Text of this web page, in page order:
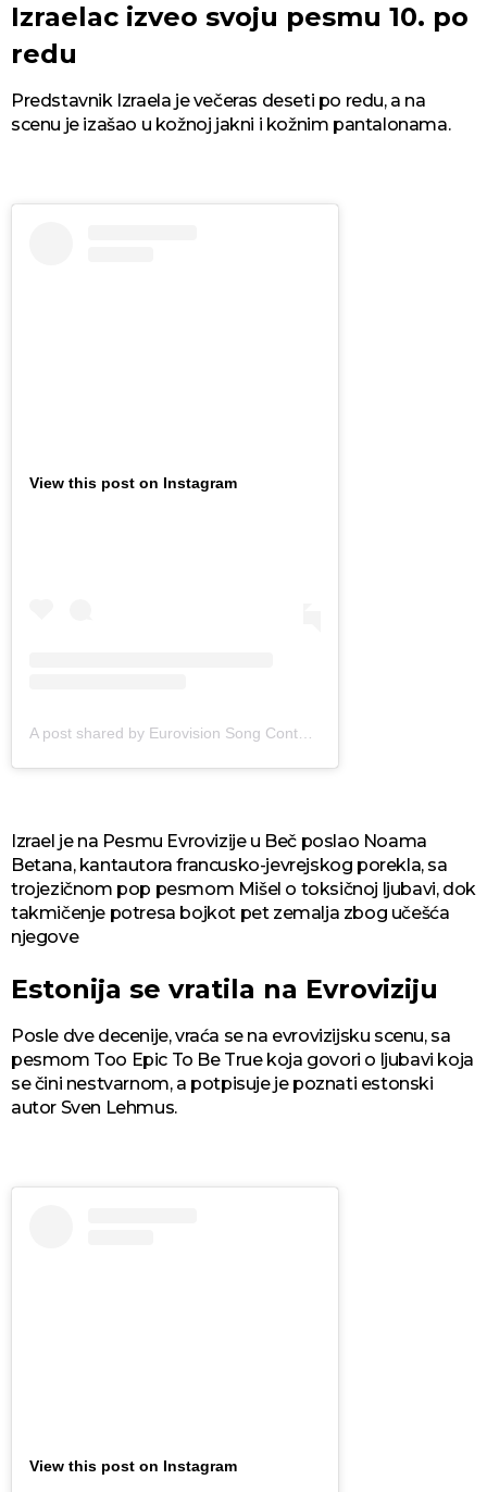
Izraelac izveo svoju pesmu 10. po
redu
Predstavnik Izraela je večeras deseti po redu, a na
scenu je izašao u kožnoj jakni i kožnim pantalonama.
View this post on Instagram
Izrael je na Pesmu Evrovizije u Beč poslao Noama
Betana, kantautora francusko-jevrejskog porekla, sa
trojezičnom pop pesmom Mišel o toksičnoj ljubavi, dok
takmičenje potresa bojkot pet zemalja zbog učešća
njegove
Estonija se vratila na Evroviziju
Posle dve decenije, vraća se na evrovizijsku scenu, sa
pesmom Too Epic To Be True koja govori o ljubavi koja
se čini nestvarnom, a potpisuje je poznati estonski
autor Sven Lehmus.
View this post on Instagram